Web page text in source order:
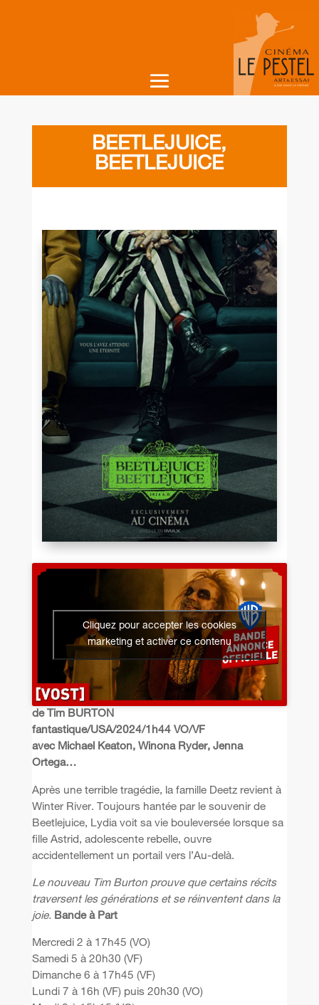
BEETLEJUICE,
BEETLEJUICE
Cliquez pour accepter les cookies
marketing et activer ce contenu
de Tim BURTON
fantastique/USA/2024/1h44 VO/VF
avec Michael Keaton, Winona Ryder, Jenna
Ortega…
Après une terrible tragédie, la famille Deetz revient à
Winter River. Toujours hantée par le souvenir de
Beetlejuice, Lydia voit sa vie bouleversée lorsque sa
fille Astrid, adolescente rebelle, ouvre
accidentellement un portail vers l’Au-delà.
Le nouveau Tim Burton prouve que certains récits
traversent les générations et se réinventent dans la
joie. Bande à Part
Mercredi 2 à 17h45 (VO)
Samedi 5 à 20h30 (VF)
Dimanche 6 à 17h45 (VF)
Lundi 7 à 16h (VF) puis 20h30 (VO)